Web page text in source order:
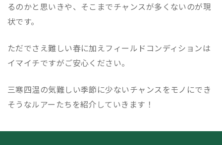
るのかと思いきや、そこまでチャンスが多くないのが現
状です。
ただでさえ難しい春に加えフィールドコンディションは
イマイチですがご安心ください。
三寒四温の気難しい季節に少ないチャンスをモノにでき
そうなルアーたちを紹介していきます！